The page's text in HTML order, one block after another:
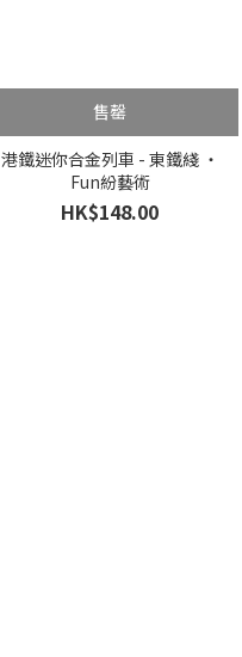
售罄
港鐵迷你合金列車 - 東鐵綫 ‧
Fun紛藝術
HK$148.00